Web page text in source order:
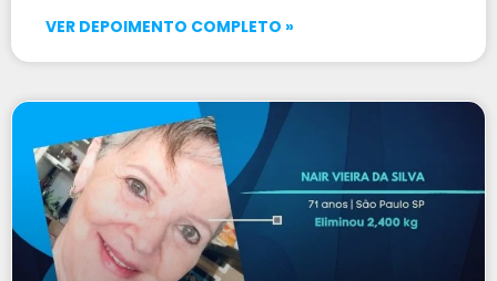
VER DEPOIMENTO COMPLETO »